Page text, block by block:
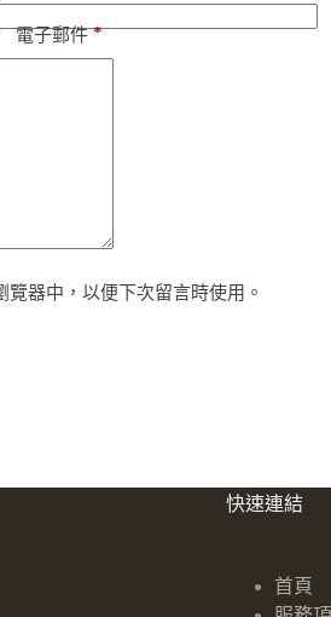
電子郵件*
器中，以便下次留言時使用。
快速連結
首頁